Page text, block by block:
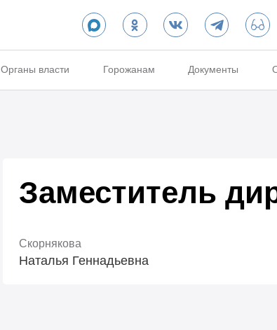
Органы власти Горожанам Документы
Заместитель
Скорнякова
Наталья Геннадьевна